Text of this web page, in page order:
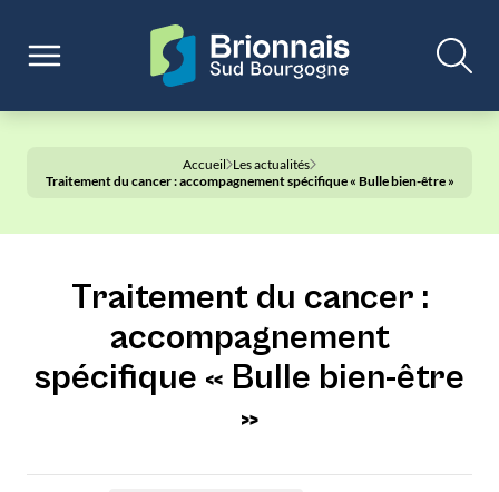
Accueil Les actualités
Traitement du cancer : accompagnement spécifique « Bulle bien-être »
Traitement du cancer :
accompagnement
spécifique « Bulle bien-être
»